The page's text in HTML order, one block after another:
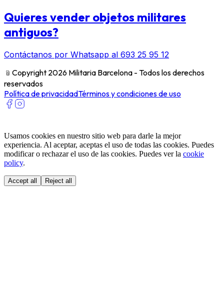
Quieres vender objetos militares
antiguos?
Contáctanos por Whatsapp al 693 25 95 12
﹫ Copyright 2026 Militaria Barcelona - Todos los derechos
reservados
Política de privacidadTérminos y condiciones de uso
Usamos cookies en nuestro sitio web para darle la mejor
experiencia. Al aceptar, aceptas el uso de todas las cookies. Puedes
modificar o rechazar el uso de las cookies. Puedes ver la cookie
policy.
Accept all Reject all